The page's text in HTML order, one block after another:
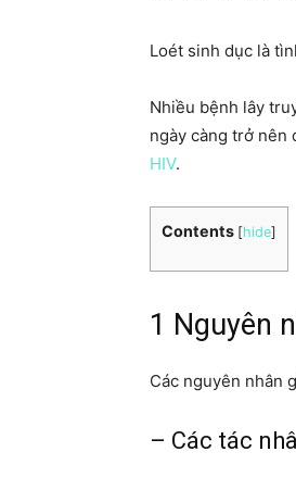
Loét sinh dục là
Nhiều bệnh lây
ngày càng trở nên
HIV.
Contents [hide]
1 Nguyên
Các nguyên nhân
– Các tác